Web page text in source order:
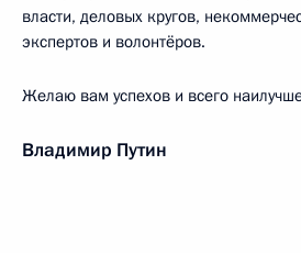
власти, деловых кругов,
экспертов и волонтёров.
Желаю вам успехов и всего
Владимир Путин